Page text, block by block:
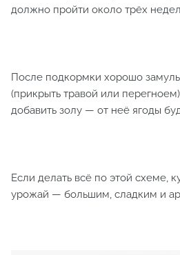
должно пройти около трёх
После подкормки хорошо
(прикрыть травой или
добавить золу — от неё ягоды
Если делать всё по этой схеме,
урожай — большим, сладким и